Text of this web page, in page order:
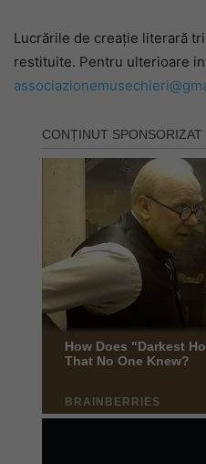
Lucrările de creație literară
restituite. Pentru ulterioare